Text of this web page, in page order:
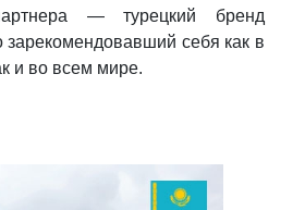
— турецкий бренд
зарекомендовавший себя как в
и во всем мире.